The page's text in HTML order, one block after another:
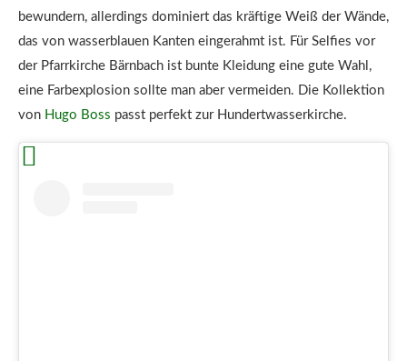
bewundern, allerdings dominiert das kräftige Weiß der Wände,
das von wasserblauen Kanten eingerahmt ist. Für Selfies vor
der Pfarrkirche Bärnbach ist bunte Kleidung eine gute Wahl,
eine Farbexplosion sollte man aber vermeiden. Die Kollektion
von Hugo Boss passt perfekt zur Hundertwasserkirche.